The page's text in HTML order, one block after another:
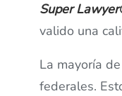
Super
valido una
La mayoría
federales.